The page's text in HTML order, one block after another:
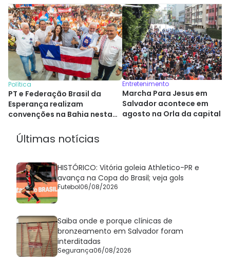
Política
PT e Federação Brasil da
Esperança realizam
convenções na Bahia nesta
Entretenimento
Marcha Para Jesus em
Salvador acontece em
agosto na Orla da capital
Últimas notícias
HISTÓRICO: Vitória goleia Athletico-PR e
avança na Copa do Brasil; veja gols
Futebol06/08/2026
Saiba onde e porque clínicas de
bronzeamento em Salvador foram
interditadas
Segurança06/08/2026